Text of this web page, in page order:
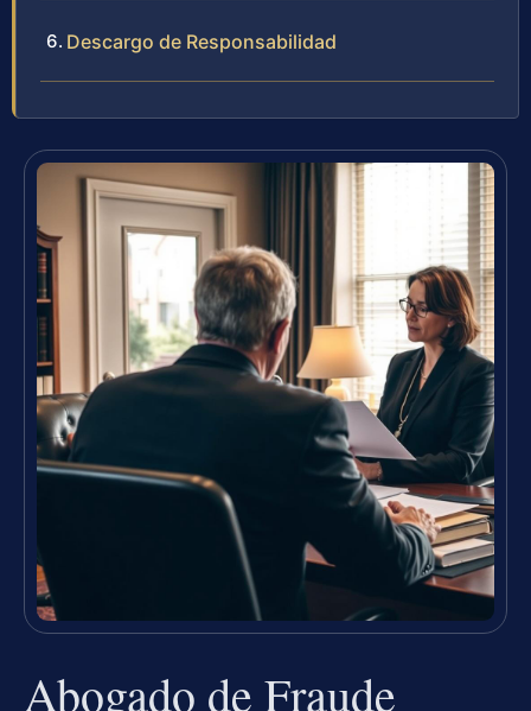
Descargo de Responsabilidad
Abogado de Fraude